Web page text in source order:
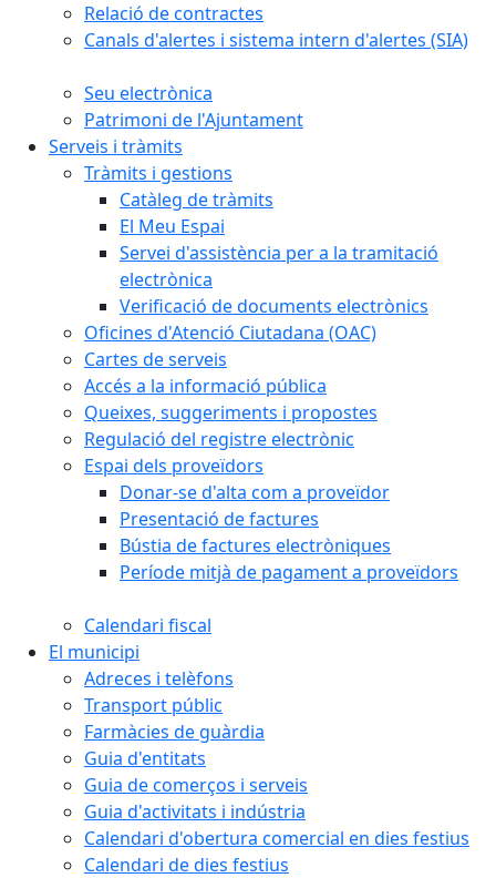
Relació de contractes
Canals d'alertes i sistema intern d'alertes (SIA)
Seu electrònica
Patrimoni de l'Ajuntament
Serveis i tràmits
Tràmits i gestions
Catàleg de tràmits
El Meu Espai
Servei d'assistència per a la tramitació
electrònica
Verificació de documents electrònics
Oficines d'Atenció Ciutadana (OAC)
Cartes de serveis
Accés a la informació pública
Queixes, suggeriments i propostes
Regulació del registre electrònic
Espai dels proveïdors
Donar-se d'alta com a proveïdor
Presentació de factures
Bústia de factures electròniques
Període mitjà de pagament a proveïdors
Calendari fiscal
El municipi
Adreces i telèfons
Transport públic
Farmàcies de guàrdia
Guia d'entitats
Guia de comerços i serveis
Guia d'activitats i indústria
Calendari d'obertura comercial en dies festius
Calendari de dies festius